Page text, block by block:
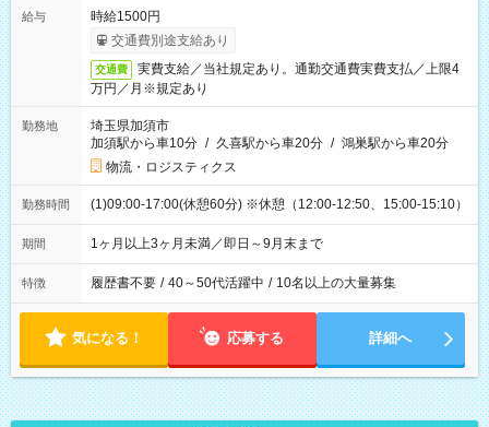
給与
時給1500円
交通費別途支給あり
交通費
実費支給／当社規定あり。通勤交通費実費支払／上限4
万円／月※規定あり
勤務地
埼玉県加須市
加須駅から車10分 / 久喜駅から車20分 / 鴻巣駅から車20分
物流・ロジスティクス
勤務時間 (1)09:00-17:00(休憩60分) ※休憩（12:00-12:50、15:00-15:10）
期間 1ヶ月以上3ヶ月未満／即日～9月末まで
特徴 履歴書不要 / 40～50代活躍中 / 10名以上の大量募集
気になる！ 応募する 詳細へ